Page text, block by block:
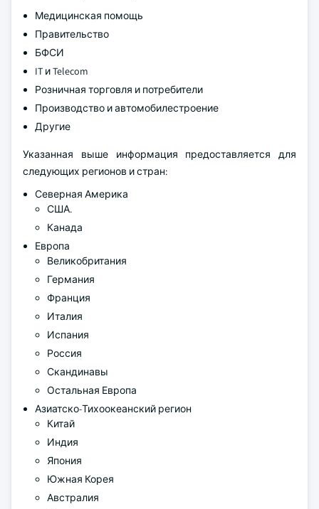
Медицинская помощь
Правительство
БФСИ
IT и Telecom
Розничная торговля и потребители
Производство и автомобилестроение
Другие
Указанная выше информация предоставляется для
следующих регионов и стран:
Северная Америка
США.
Канада
Европа
Великобритания
Германия
Франция
Италия
Испания
Россия
Скандинавы
Остальная Европа
Азиатско-Тихоокеанский регион
Китай
Индия
Япония
Южная Корея
Австралия